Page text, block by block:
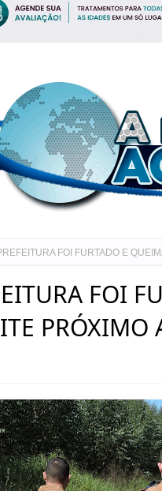
FOI FURTADO E
FOI
PRÓXIMO